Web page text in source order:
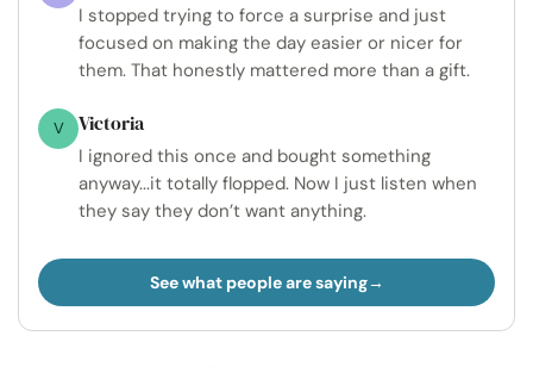
I stopped trying to force a surprise and just
focused on making the day easier or nicer for
them. That honestly mattered more than a gift.
V Victoria
I ignored this once and bought something
anyway...it totally flopped. Now I just listen when
they say they don’t want anything.
See what people are saying